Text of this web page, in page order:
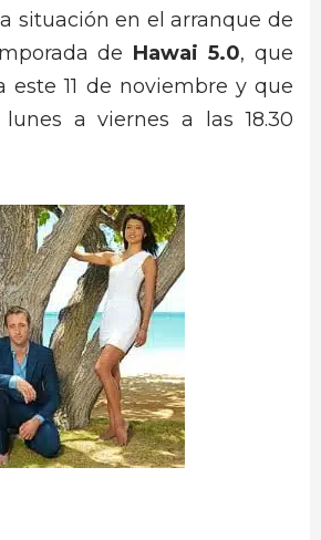
situación en el arranque de
de Hawai 5.0, que
este 11 de noviembre y que
a viernes a las 18.30